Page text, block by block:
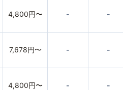
4,800円〜 - -
7,678円〜 - -
4,800円〜 - -